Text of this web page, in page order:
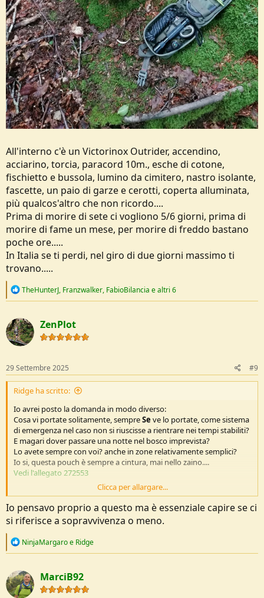
All'interno c'è un Victorinox Outrider, accendino,
acciarino, torcia, paracord 10m., esche di cotone,
fischietto e bussola, lumino da cimitero, nastro isolante,
fascette, un paio di garze e cerotti, coperta alluminata,
più qualcos'altro che non ricordo....
Prima di morire di sete ci vogliono 5/6 giorni, prima di
morire di fame un mese, per morire di freddo bastano
poche ore.....
In Italia se ti perdi, nel giro di due giorni massimo ti
trovano.....
R
c
t
i
o
s
:
TheHunterJ, Franzwalker, FabioBilancia e altri 6
ZenPlot
29 Settembre 2025 #9
Ridge ha scritto:
Io avrei posto la domanda in modo diverso:
Cosa vi portate solitamente, sempreSe ve lo portate, come sistema
di emergenza nel caso non si riuscisse a rientrare nei tempi stabiliti?
E magari dover passare una notte nel bosco imprevista?
Lo avete sempre con voi? anche in zone relativamente semplici?
Io si, questa pouch è sempre a cintura, mai nello zaino....
Vedi l'allegato 272553
All'interno c'è un Victorinox Outrider, accendino, acciarino, torcia,
paracord 10m., esche di cotone, fischietto e bussola, lumino da
cimitero, nastro isolante, fascette, un paio di garze e cerotti, coperta
alluminata, più qualcos'altro che non ricordo....
Prima di morire di sete ci vogliono 5/6 giorni, prima di morire di
fame un mese, per morire di freddo bastano poche ore.....
Clicca per allargare...
Io pensavo proprio a questo ma è essenziale capire se ci
si riferisce a sopravvivenza o meno.
R
c
t
i
NinjaMargaroe Ridge
MarciB92